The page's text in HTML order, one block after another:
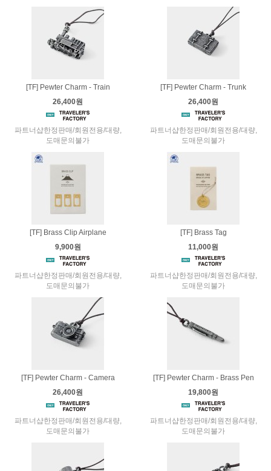
[TF] Pewter Charm - Train
26,400원
파트너샵한정판매/회원전용/대량,
도매문의불가
[TF] Pewter Charm - Trunk
26,400원
파트너샵한정판매/회원전용/대량,
도매문의불가
[TF] Brass Clip Airplane
9,900원
파트너샵한정판매/회원전용/대량,
도매문의불가
[TF] Brass Tag
11,000원
파트너샵한정판매/회원전용/대량,
도매문의불가
[TF] Pewter Charm - Camera
26,400원
파트너샵한정판매/회원전용/대량,
도매문의불가
[TF] Pewter Charm - Brass Pen
19,800원
파트너샵한정판매/회원전용/대량,
도매문의불가